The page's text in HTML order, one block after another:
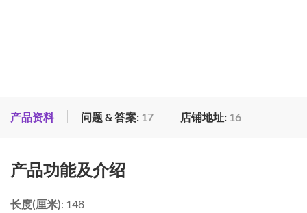
产品资料 问题 & 答案: 17 店铺地址: 16
产品功能及介绍
长度(厘米): 148